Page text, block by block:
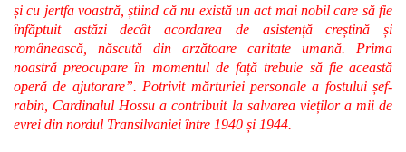
și cu jertfa voastră, știind că nu există un act mai nobil care să fie
înfăptuit astăzi decât acordarea de asistență creștină și
românească, născută din arzătoare caritate umană. Prima
noastră preocupare în momentul de față trebuie să fie această
operă de ajutorare”. Potrivit mărturiei personale a fostului șef-
rabin, Cardinalul Hossu a contribuit la salvarea vieților a mii de
evrei din nordul Transilvaniei între 1940 și 1944.